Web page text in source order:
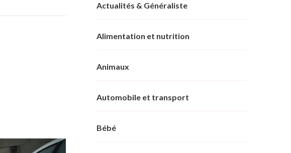
Actualités & Généraliste
Alimentation et nutrition
Animaux
Automobile et transport
Bébé